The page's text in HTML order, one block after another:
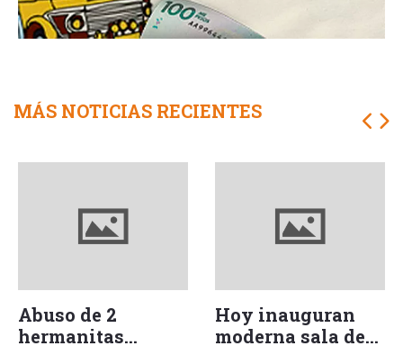
MÁS NOTICIAS RECIENTES
Abuso de 2
hermanitas
Hoy inauguran
moderna sala de